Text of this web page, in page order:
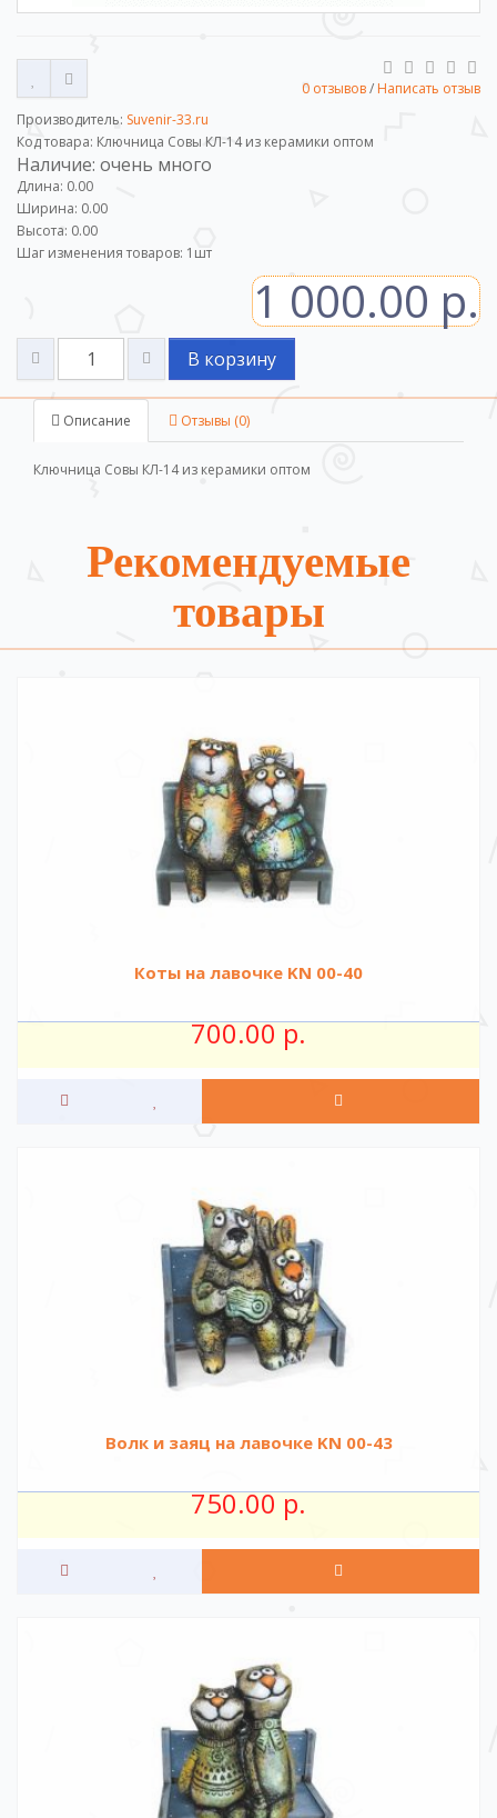
0 отзывов/ Написать отзыв
Производитель: Suvenir-33.ru
Код товара: Ключница Совы КЛ-14 из керамики оптом
Наличие: очень много
Длина: 0.00
Ширина: 0.00
Высота: 0.00
Шаг изменения товаров: 1 шт
1 000.00 р.
В корзину
Описание Отзывы (0)
Ключница Совы КЛ-14 из керамики оптом
Рекомендуемые
товары
Коты на лавочке KN 00-40
700.00 р.
Волк и заяц на лавочке KN 00-43
750.00 р.